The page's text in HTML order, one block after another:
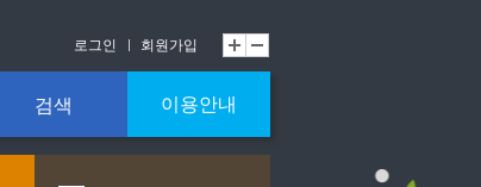
로그인 회원가입
검색 이용안내